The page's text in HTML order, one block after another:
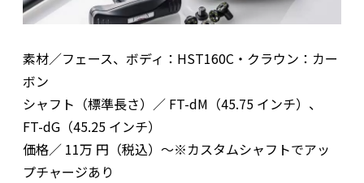
素材／フェース、ボディ：HST160C・クラウン：カー
ボン
シャフト（標準長さ）／ FT-dM（45.75 インチ）、
FT-dG（45.25 インチ）
価格／ 11万 円（税込）～※カスタムシャフトでアッ
プチャージあり